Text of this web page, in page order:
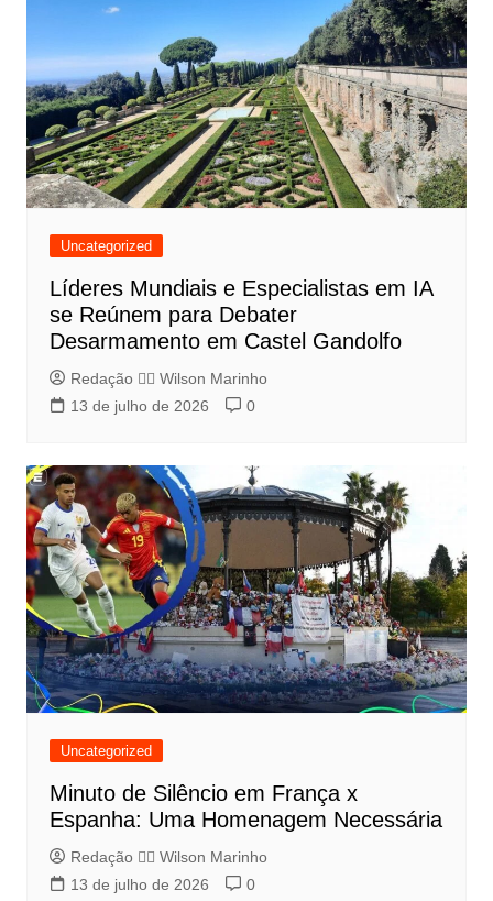
Uncategorized
Líderes Mundiais e Especialistas em IA
se Reúnem para Debater
Desarmamento em Castel Gandolfo
Redação 👨‍⚖️​ Wilson Marinho
13 de julho de 2026
0
Uncategorized
Minuto de Silêncio em França x
Espanha: Uma Homenagem Necessária
Redação 👨‍⚖️​ Wilson Marinho
13 de julho de 2026
0